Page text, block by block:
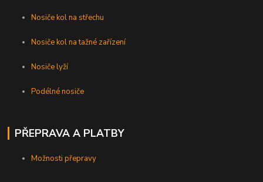
Nosiče kol na střechu
Nosiče kol na tažné zařízení
Nosiče lyží
Podélné nosiče
PŘEPRAVA A PLATBY
Možnosti přepravy